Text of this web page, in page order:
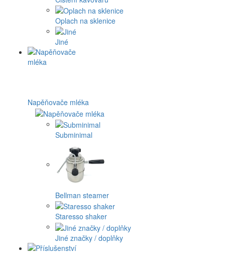
Oplach na sklenice
Jiné
Napěňovače mléka
Subminimal
Bellman steamer
Staresso shaker
Jiné značky / doplňky